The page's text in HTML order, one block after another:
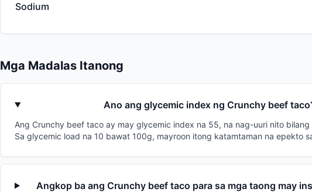
Sodium
Mga Madalas Itanong
Ano ang glycemic index ng Crunchy beef
Ang Crunchy beef taco ay may glycemic index na 55, na nag-uuri nito
Sa glycemic load na 10 bawat 100g, mayroon itong katamtaman na epekto
Angkop ba ang Crunchy beef taco para sa mga taong may